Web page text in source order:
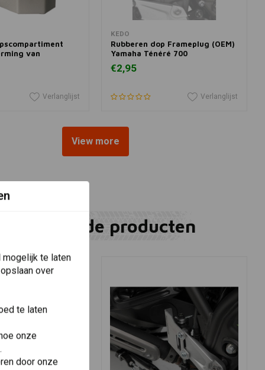
van
Verlanglijst
KEDO
Rubberen dop Frameplug (OEM)
Yamaha Ténéré 700
€2,95
Verlanglijst
View more
Gerelateerde producten
mogelijk te laten
over
te laten
onze
door onze